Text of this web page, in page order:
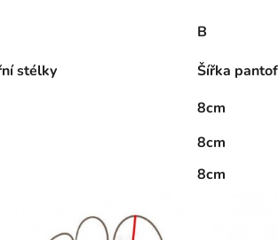
B
stélky
Šířka
8cm
8cm
8cm